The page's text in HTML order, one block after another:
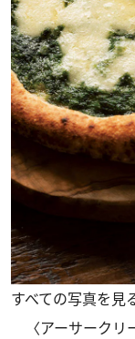
すべての写真を見
〈アーサークリ